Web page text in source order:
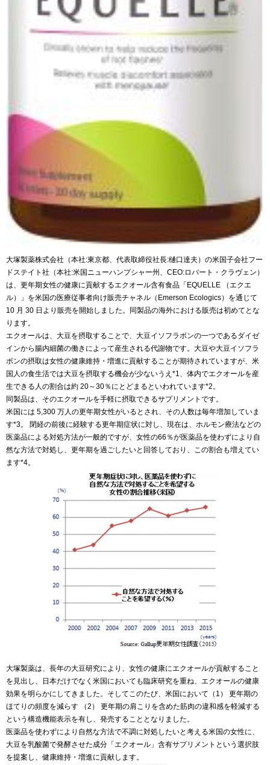
大塚製薬株式会社（本社:東京都、代表取締役社長:樋口達夫）の米国子会社フー
ドステイト社（本社:米国ニューハンプシャー州、CEO:ロバート・クラヴェン）
は、更年期女性の健康に貢献するエクオール含有食品「EQUELLE （エクエ
ル）」を米国の医療従事者向け販売チャネル（Emerson Ecologics）を通じて
10 月 30 日より販売を開始しました。同製品の海外における販売は初めてとな
ります。
エクオールは、大豆を摂取することで、大豆イソフラボンの一つであるダイゼ
インから腸内細菌の働きによって産生される代謝物です。大豆や大豆イソフラ
ボンの摂取は女性の健康維持・増進に貢献することが期待されていますが、米
国人の食生活では大豆を摂取する機会が少ないうえ*1、体内でエクオールを産
生できる人の割合は約 20～30％にとどまるといわれています*2。
同製品は、そのエクオールを手軽に摂取できるサプリメントです。
米国には 5,300 万人の更年期女性がいるとされ、その人数は毎年増加していま
す*3。 閉経の前後に経験する更年期症状に対し、現在は、ホルモン療法などの
医薬品による対処方法が一般的ですが、女性の66％が医薬品を使わずにより自
然な方法で対処し、更年期を過ごしたいと回答しており、この割合も増えてい
ます*4。
大塚製薬は、長年の大豆研究により、女性の健康にエクオールが貢献すること
を見出し、日本だけでなく米国においても臨床研究を重ね、エクオールの健康
効果を明らかにしてきました。そしてこのたび、米国において（1） 更年期の
ほてりの頻度を減らす （2） 更年期の肩こりを含めた筋肉の違和感を軽減する
という構造機能表示を有し、発売することとなりました。
医薬品を使わずにより自然な方法で不調に対処したいと考える米国の女性に、
大豆を乳酸菌で発酵させた成分「エクオール」含有サプリメントという選択肢
を提案し、健康維持・増進に貢献します。